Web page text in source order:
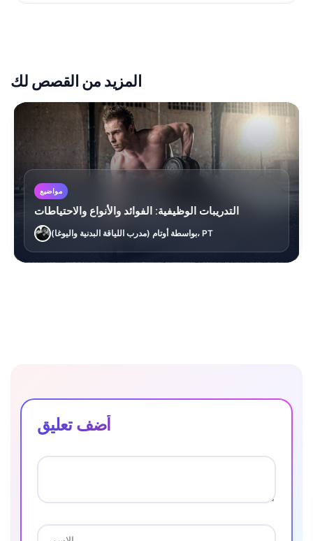
المزيد من القصص لك
مواضيع
التدريبات الوظيفية: الفوائد والأنواع والاحتياطات
بواسطة أوتام (مدرب اللياقة البدنية واليوغا)، PT
أضف تعليق